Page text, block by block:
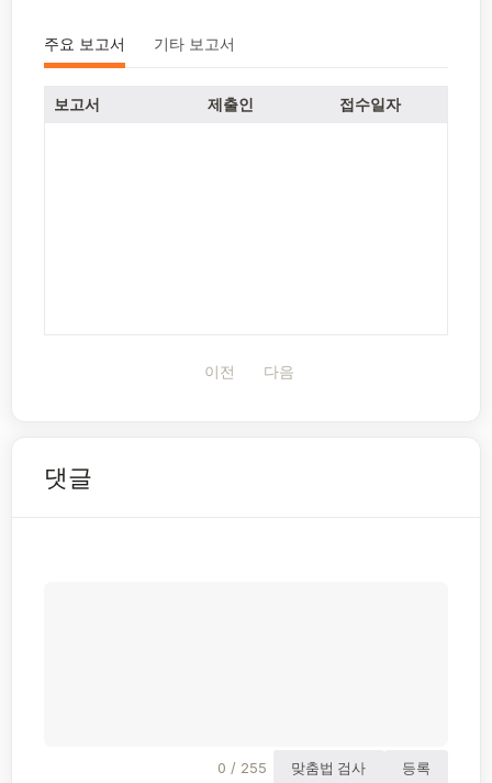
주요 보고서 기타 보고서
보고서 제출인 접수일자
이전 다음
댓글
0 / 255 맞춤법 검사 등록